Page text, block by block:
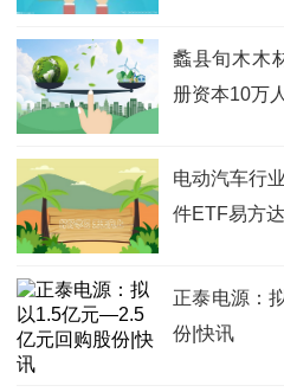
蠡县旬木木
册资本10万
电动汽车行
件ETF易方
正泰电源：
份|快讯